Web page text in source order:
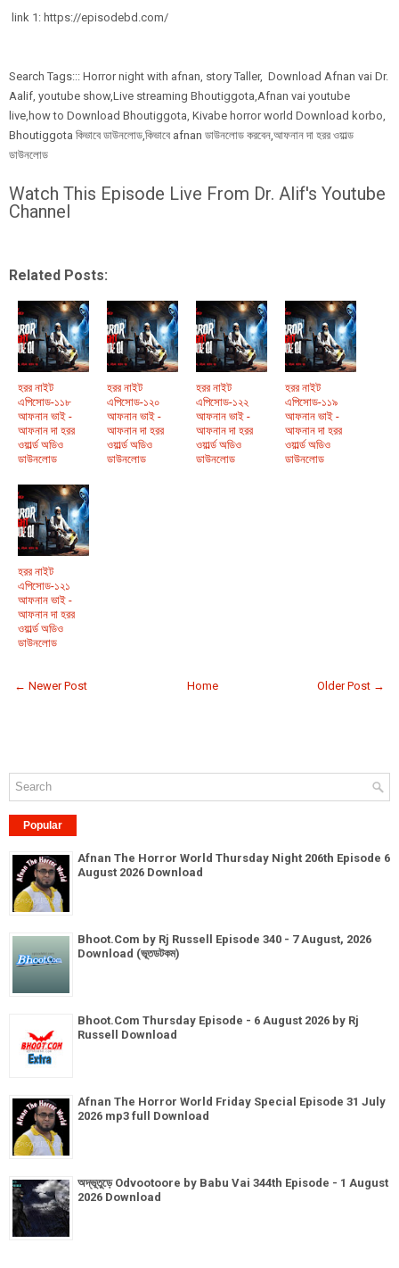
link 1: https://episodebd.com/
Search Tags::: Horror night with afnan, story Taller, Download Afnan vai Dr.
Aalif, youtube show,Live streaming Bhoutiggota,Afnan vai youtube
live,how to Download Bhoutiggota, Kivabe horror world Download korbo,
Bhoutiggota কিভাবে ডাউনলোড,কিভাবে afnan ডাউনলোড করবেন,আফনান দা হরর ওয়াল্ড
ডাউনলোড
Watch This Episode Live From Dr. Alif's Youtube
Channel
Related Posts:
হরর নাইট
এপিসোড-১১৮
আফনান ভাই -
আফনান দা হরর
ওয়ার্ল্ড অডিও
ডাউনলোড
হরর নাইট
এপিসোড-১২০
আফনান ভাই -
আফনান দা হরর
ওয়ার্ল্ড অডিও
ডাউনলোড
হরর নাইট
এপিসোড-১২২
আফনান ভাই -
আফনান দা হরর
ওয়ার্ল্ড অডিও
ডাউনলোড
হরর নাইট
এপিসোড-১১৯
আফনান ভাই -
আফনান দা হরর
ওয়ার্ল্ড অডিও
ডাউনলোড
হরর নাইট
এপিসোড-১২১
আফনান ভাই -
আফনান দা হরর
ওয়ার্ল্ড অডিও
ডাউনলোড
← Newer Post Older Post →
Home
Popular
Afnan The Horror World Thursday Night 206th Episode 6
August 2026 Download
Bhoot.Com by Rj Russell Episode 340 - 7 August, 2026
Download (ভূতডটকম)
Bhoot.Com Thursday Episode - 6 August 2026 by Rj
Russell Download
Afnan The Horror World Friday Special Episode 31 July
2026 mp3 full Download
অদ্ভূতুড়ে Odvootoore by Babu Vai 344th Episode - 1 August
2026 Download